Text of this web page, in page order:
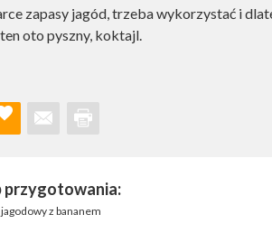
zapasy jagód, trzeba wykorzystać i
oto pyszny, koktajl.
przygotowania:
z bananem